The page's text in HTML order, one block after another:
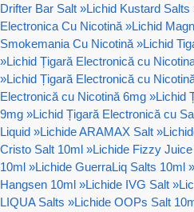
Drifter Bar Salt »Lichid Kustard Salts
Electronica Cu Nicotină »Lichid
Smokemania Cu Nicotină »Lichid
»Lichid Țigară Electronică cu
»Lichid Țigară Electronică cu
Electronică cu Nicotină 6mg »Lichid
9mg »Lichid Țigară Electronică cu
Liquid »Lichide ARAMAX Salt »
Cristo Salt 10ml »Lichide Fizzy
10ml »Lichide GuerraLiq Salts 10ml »
Hangsen 10ml »Lichide IVG Salt »
LIQUA Salts »Lichide OOPs Salt